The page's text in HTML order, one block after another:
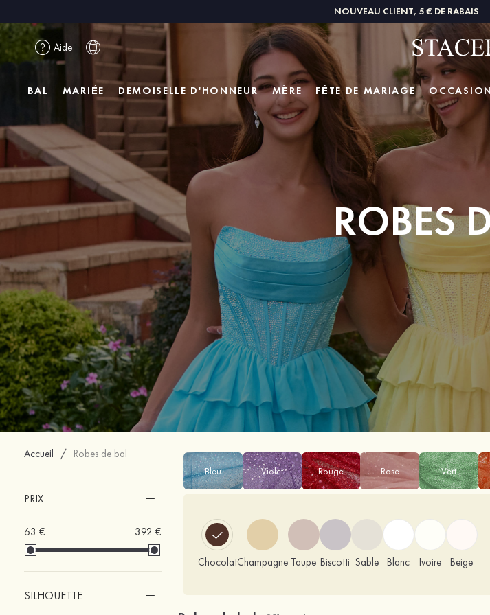
NOUVEAU CLIENT, 5 € DE RABAIS
Aide
BAL MARIÉE DEMOISELLE D'HONNEUR MÈRE FÊTE DE MARIAGE
ROBES
Accueil / Robes de bal
PRIX
63 € 392 €
SILHOUETTE
Bleu Violet Rouge Rose Vert
ChocolatChampagne Taupe Biscotti Sable Blanc Ivoire Beige